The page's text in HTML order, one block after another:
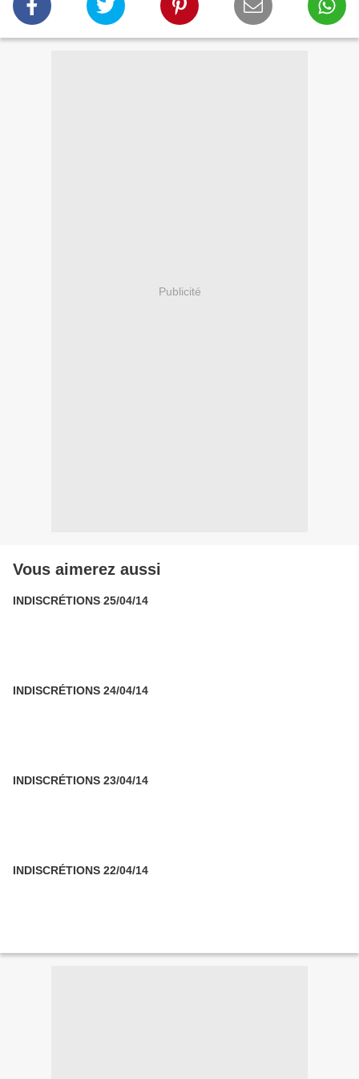
Publicité
Vous aimerez aussi
INDISCRÉTIONS 25/04/14
INDISCRÉTIONS 24/04/14
INDISCRÉTIONS 23/04/14
INDISCRÉTIONS 22/04/14